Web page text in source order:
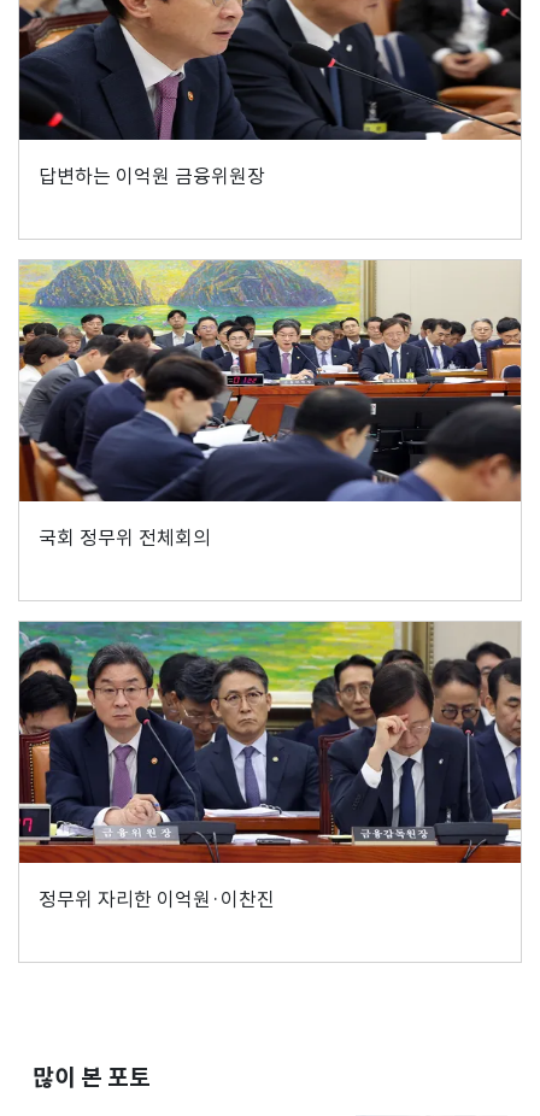
답변하는 이억원 금융위원장
국회 정무위 전체회의
정무위 자리한 이억원·이찬진
많이 본 포토